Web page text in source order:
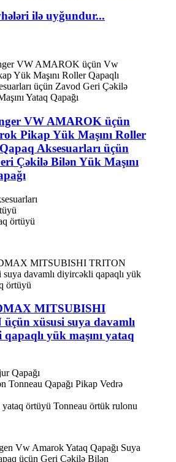
ilə uyğundur...
VW AMAROK üçün
Pikap Yük Maşını Roller
Aksesuarları üçün
Çəkilə Bilən Yük Maşını
örtüyü
MITSUBISHI
xüsusi suya davamlı
yük maşını yataq
Qapağı
Tonneau Qapağı Pikap Vedrə
yataq örtüyü Tonneau örtük rulonu